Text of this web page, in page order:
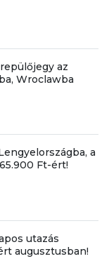
az
Wroclawba
a
Ft-ért!
utazás
augusztusban!